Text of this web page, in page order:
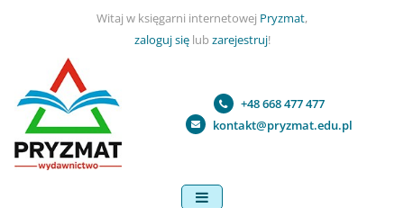
Witaj w księgarni internetowej Pryzmat,
zaloguj sięlub zarejestruj!
+48 668 477 477
kontakt@pryzmat.edu.pl
menu